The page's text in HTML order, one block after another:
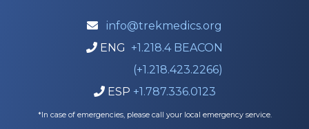
 info@trekmedics.org
 ENG +1.218.4 BEACON
(+1.218.423.2266)
 ESP +1.787.336.0123
*In case of emergencies, please call your local emergency service.